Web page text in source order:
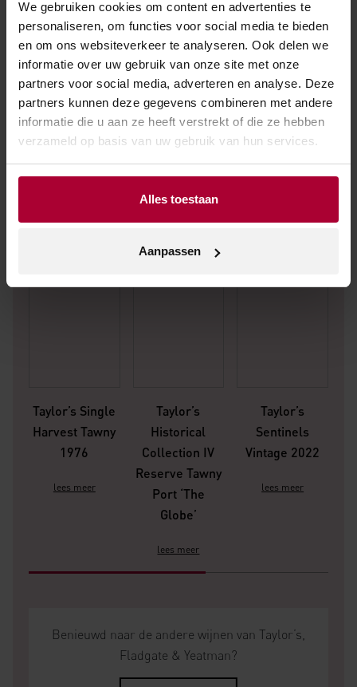
We gebruiken cookies om content en advertenties te
personaliseren, om functies voor social media te bieden
en om ons websiteverkeer te analyseren. Ook delen we
informatie over uw gebruik van onze site met onze
partners voor social media, adverteren en analyse. Deze
partners kunnen deze gegevens combineren met andere
informatie die u aan ze heeft verstrekt of die ze hebben
verzameld op basis van uw gebruik van hun services.
Alles toestaan
Aanpassen
Andere wijnen van Taylor’s,
Fladgate & Yeatman
Taylor’s Single
Harvest Tawny
1976
lees meer
Taylor’s
Historical
Collection IV
Reserve Tawny
Port ‘The
Globe’
lees meer
Taylor’s
Sentinels
Vintage 2022
lees meer
Benieuwd naar de andere wijnen van Taylor’s,
Fladgate & Yeatman?